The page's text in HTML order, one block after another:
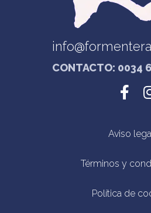
CONTACTO: 0034
Aviso
Términos y
Política de